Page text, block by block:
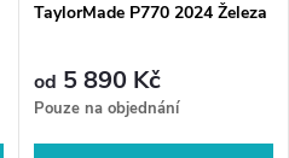
TaylorMade P770 2024 Železa
od 5 890 Kč
Pouze na objednání